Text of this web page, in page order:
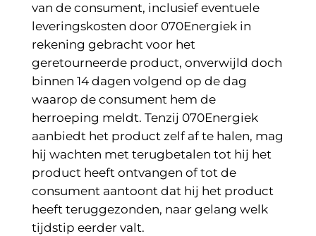
van de consument, inclusief eventuele
leveringskosten door 070Energiek in
rekening gebracht voor het
geretourneerde product, onverwijld doch
binnen 14 dagen volgend op de dag
waarop de consument hem de
herroeping meldt. Tenzij 070Energiek
aanbiedt het product zelf af te halen, mag
hij wachten met terugbetalen tot hij het
product heeft ontvangen of tot de
consument aantoont dat hij het product
heeft teruggezonden, naar gelang welk
tijdstip eerder valt.